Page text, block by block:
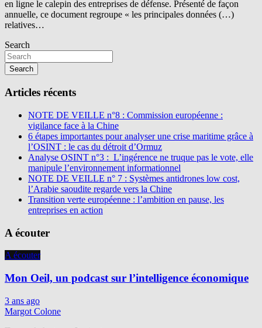
en ligne le calepin des entreprises de défense. Présenté de façon
annuelle, ce document regroupe « les principales données (…)
relatives…
Search
Search
Articles récents
NOTE DE VEILLE n°8 : Commission européenne :
vigilance face à la Chine
6 étapes importantes pour analyser une crise maritime grâce à
l’OSINT : le cas du détroit d’Ormuz
Analyse OSINT n°3 : L’ingérence ne truque pas le vote, elle
manipule l’environnement informationnel
NOTE DE VEILLE n° 7 : Systèmes antidrones low cost,
l’Arabie saoudite regarde vers la Chine
Transition verte européenne : l’ambition en pause, les
entreprises en action
A écouter
A écouter
Mon Oeil, un podcast sur l’intelligence économique
3 ans ago
Margot Colone